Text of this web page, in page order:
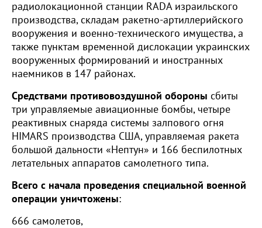
радиолокационной станции RADA израильского
производства, складам ракетно-артиллерийского
вооружения и военно-технического имущества, а
также пунктам временной дислокации украинских
вооруженных формирований и иностранных
наемников в 147 районах.
Средствами противовоздушной обороны сбиты
три управляемые авиационные бомбы, четыре
реактивных снаряда системы залпового огня
HIMARS производства США, управляемая ракета
большой дальности «Нептун» и 166 беспилотных
летательных аппаратов самолетного типа.
Всего с начала проведения специальной военной
операции уничтожены:
666 самолетов,